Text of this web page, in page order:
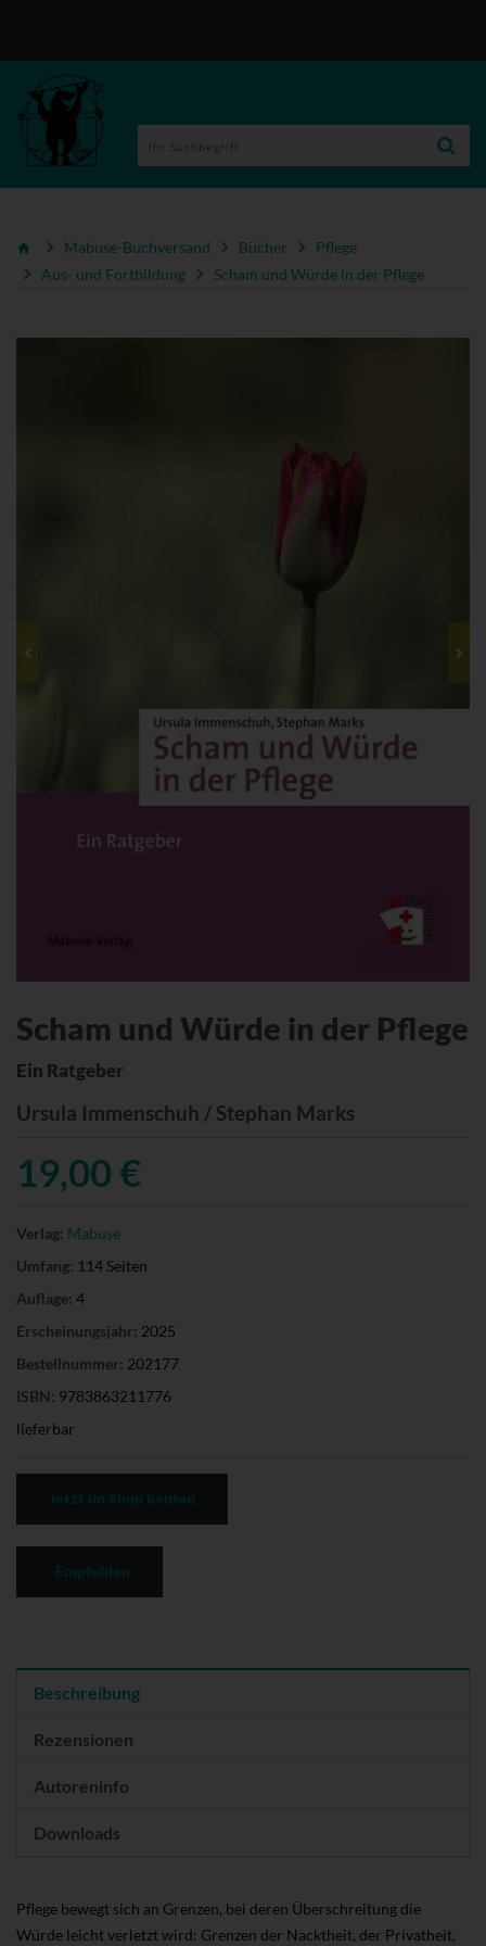
Mabuse-Buchversand Bücher
Pflege
Aus- und Fortbildung
Scham und Würde in der Pflege
Scham und Würde in der Pflege
Ein Ratgeber
Ursula Immenschuh / Stephan Marks
19,00 €
Verlag: Mabuse
Umfang: 114 Seiten
Auflage: 4
Erscheinungsjahr: 2025
Bestellnummer: 202177
ISBN: 9783863211776
lieferbar
Beschreibung
Rezensionen
Autoreninfo
Downloads
Pflege bewegt sich an Grenzen, bei deren Überschreitung die
Würde leicht verletzt wird: Grenzen der Nacktheit, der Privatheit,